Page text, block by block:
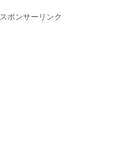
スポンサーリンク